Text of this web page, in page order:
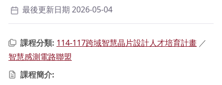
最後更新日期 2026-05-04
課程分類: 114-117跨域智慧晶片設計人才培育計畫 ／
智慧感測電路聯盟
課程簡介: